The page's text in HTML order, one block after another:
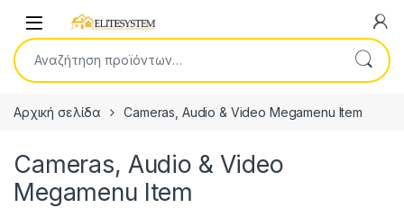
Open
Αναζήτηση για:
Αρχική σελίδα Cameras, Audio & Video Megamenu Item
Cameras, Audio & Video
Megamenu Item